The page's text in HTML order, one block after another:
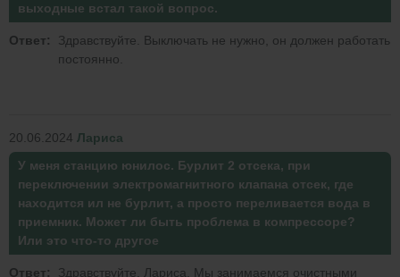
выходные встал такой вопрос.
Ответ:
Здравствуйте. Выключать не нужно, он должен работать
постоянно.
20.06.2024 Лариса
У меня станцию юнилос. Бурлит 2 отсека, при
переключении электромагнитного клапана отсек, где
находится ил не бурлит, а просто переливается вода в
приемник. Может ли быть проблема в компрессоре?
Или это что-то другое
Ответ:
Здравствуйте, Лариса. Мы занимаемся очистными